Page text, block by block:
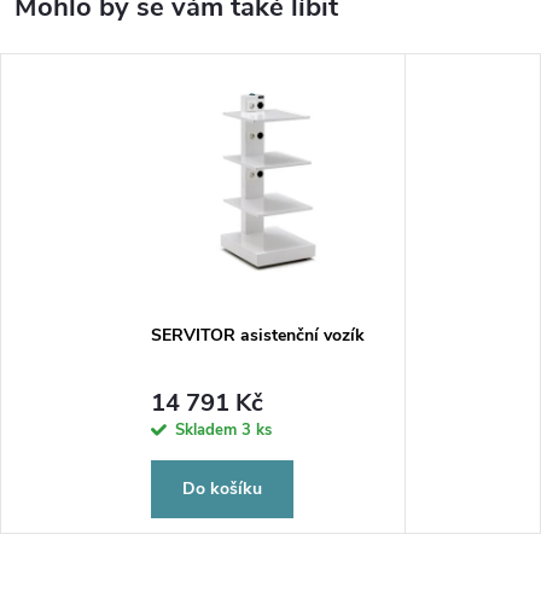
SERVITOR asistenční vozík
14 791 Kč
Skladem 3 ks
Do košíku